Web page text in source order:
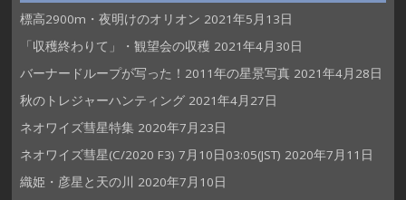
標高2900m・夜明けのオリオン 2021年5月13日
「収穫終わりて」・観望会の収穫 2021年4月30日
バーナードループが写った！2011年の星景写真 2021年4月28日
秋のトレジャーハンティング 2021年4月27日
ネオワイズ彗星特集 2020年7月23日
ネオワイズ彗星(C/2020 F3) 7月10日03:05(JST) 2020年7月11日
織姫・彦星と天の川
2020年7月10日